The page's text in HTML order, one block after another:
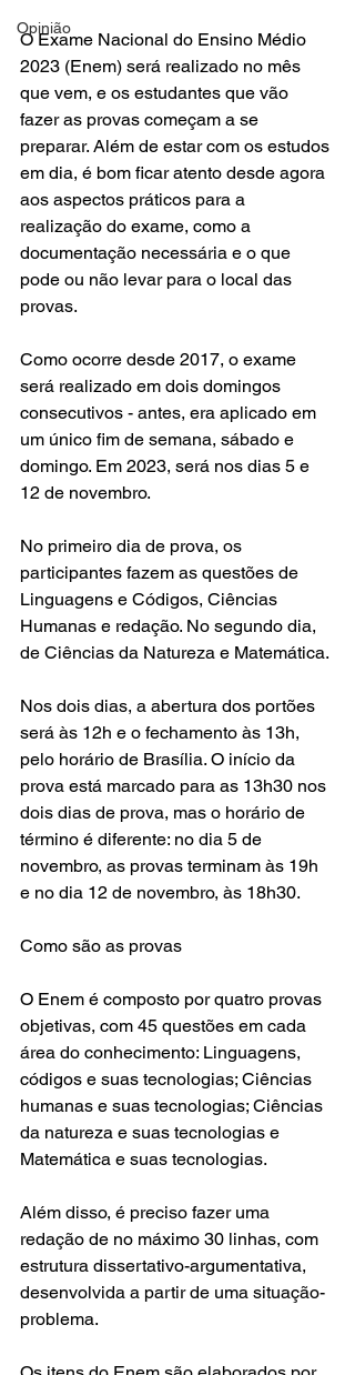
Opinião
O Exame Nacional do Ensino Médio
2023 (Enem) será realizado no mês
que vem, e os estudantes que vão
fazer as provas começam a se
preparar. Além de estar com os estudos
em dia, é bom ficar atento desde agora
aos aspectos práticos para a
realização do exame, como a
documentação necessária e o que
pode ou não levar para o local das
provas.
Como ocorre desde 2017, o exame
será realizado em dois domingos
consecutivos - antes, era aplicado em
um único fim de semana, sábado e
domingo. Em 2023, será nos dias 5 e
12 de novembro.
No primeiro dia de prova, os
participantes fazem as questões de
Linguagens e Códigos, Ciências
Humanas e redação. No segundo dia,
de Ciências da Natureza e Matemática.
Nos dois dias, a abertura dos portões
será às 12h e o fechamento às 13h,
pelo horário de Brasília. O início da
prova está marcado para as 13h30 nos
dois dias de prova, mas o horário de
término é diferente: no dia 5 de
novembro, as provas terminam às 19h
e no dia 12 de novembro, às 18h30.
Como são as provas
O Enem é composto por quatro provas
objetivas, com 45 questões em cada
área do conhecimento: Linguagens,
códigos e suas tecnologias; Ciências
humanas e suas tecnologias; Ciências
da natureza e suas tecnologias e
Matemática e suas tecnologias.
Além disso, é preciso fazer uma
redação de no máximo 30 linhas, com
estrutura dissertativo-argumentativa,
desenvolvida a partir de uma situação-
problema.